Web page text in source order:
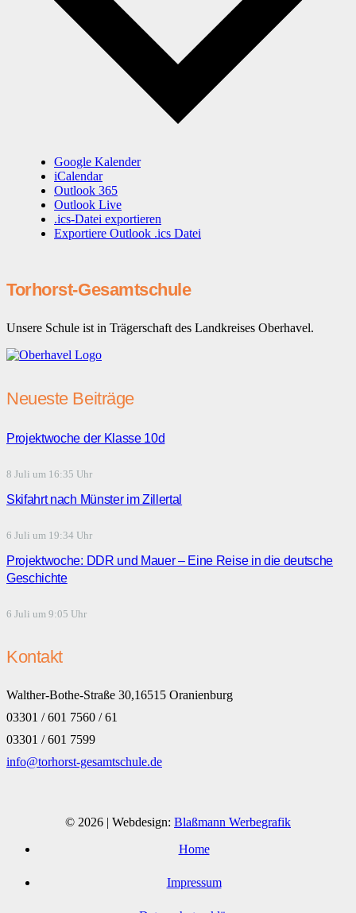
Google Kalender
iCalendar
Outlook 365
Outlook Live
.ics-Datei exportieren
Exportiere Outlook .ics Datei
Torhorst-Gesamtschule
Unsere Schule ist in Trägerschaft des Landkreises Oberhavel.
Neueste Beiträge
Projektwoche der Klasse 10d
8 Juli um 16:35 Uhr
Skifahrt nach Münster im Zillertal
6 Juli um 19:34 Uhr
Projektwoche: DDR und Mauer – Eine Reise in die deutsche
Geschichte
6 Juli um 9:05 Uhr
Kontakt
Walther-Bothe-Straße 30,16515 Oranienburg
03301 / 601 7560 / 61
03301 / 601 7599
info@torhorst-gesamtschule.de
© 2026 | Webdesign: Blaßmann Werbegrafik
Home
Impressum